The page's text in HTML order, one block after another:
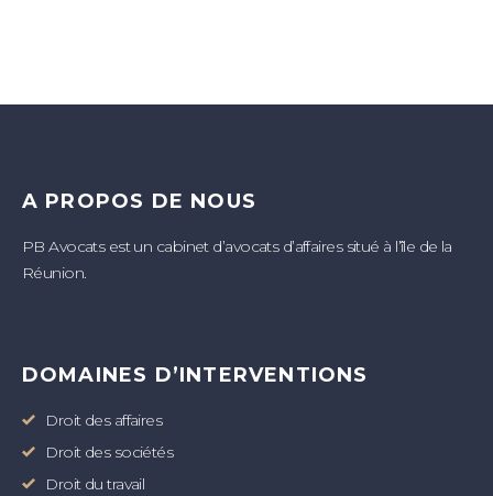
A PROPOS DE NOUS
PB Avocats est un cabinet d’avocats d’affaires situé à l’île de la
Réunion.
DOMAINES D’INTERVENTIONS
Droit des affaires
Droit des sociétés
Droit du travail